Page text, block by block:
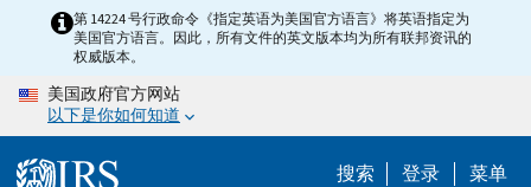
content
第 14224 号行政命令《指定英语为美国官方语言》将英语指定为
美国官方语言。因此，所有文件的英文版本均为所有联邦资讯的
权威版本。
美国政府官方网站
以下是你如何知道
搜索 登录 菜单